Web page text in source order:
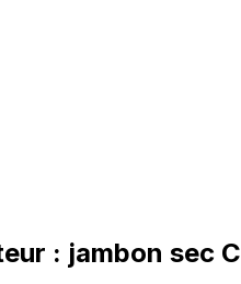
: jambon